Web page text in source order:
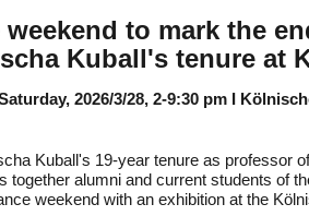
weekend to mark the
Kuball's tenure at
2026/3/28, 2-9:30 pm I
Kuball's 19-year tenure as professor
together alumni and current students of
weekend with an exhibition at the